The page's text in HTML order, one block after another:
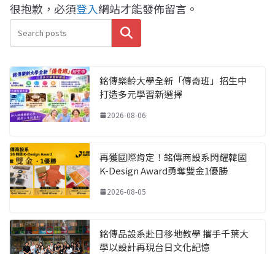
很抱歉，必須登入網站才能發佈留言。
搜尋
銘傳樂齡大學全新「傳奇班」招生中
打造多元學習新選擇
2026-08-06
再獲國際肯定！銘傳商設系閃耀韓國
K-Design Award勇奪雙金1優勝
2026-08-05
銘傳品設系赴日移地教學 攜手千葉大
學以設計再現台日文化記憶